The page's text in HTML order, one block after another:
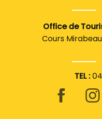
Office de
Cours
TEL :